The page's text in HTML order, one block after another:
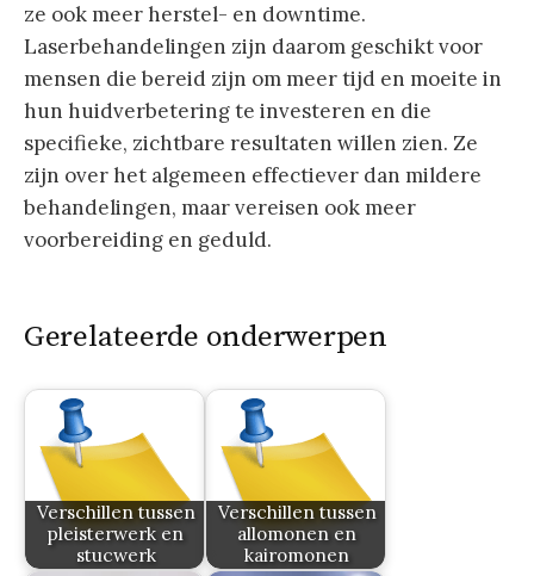
ze ook meer herstel- en downtime.
Laserbehandelingen zijn daarom geschikt voor
mensen die bereid zijn om meer tijd en moeite in
hun huidverbetering te investeren en die
specifieke, zichtbare resultaten willen zien. Ze
zijn over het algemeen effectiever dan mildere
behandelingen, maar vereisen ook meer
voorbereiding en geduld.
Gerelateerde onderwerpen
Verschillen tussen
pleisterwerk en
stucwerk
Verschillen tussen
allomonen en
kairomonen